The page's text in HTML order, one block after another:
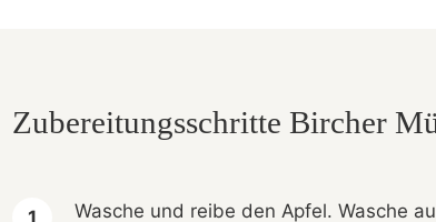
Zubereitungsschritte Bircher
Wasche und reibe den Apfel. Wasche